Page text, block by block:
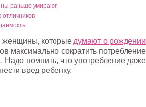
раньше умирают
женщины, которые думают о рождении
максимально сократить потребление
Надо помнить, что употребление даже
вред ребенку.